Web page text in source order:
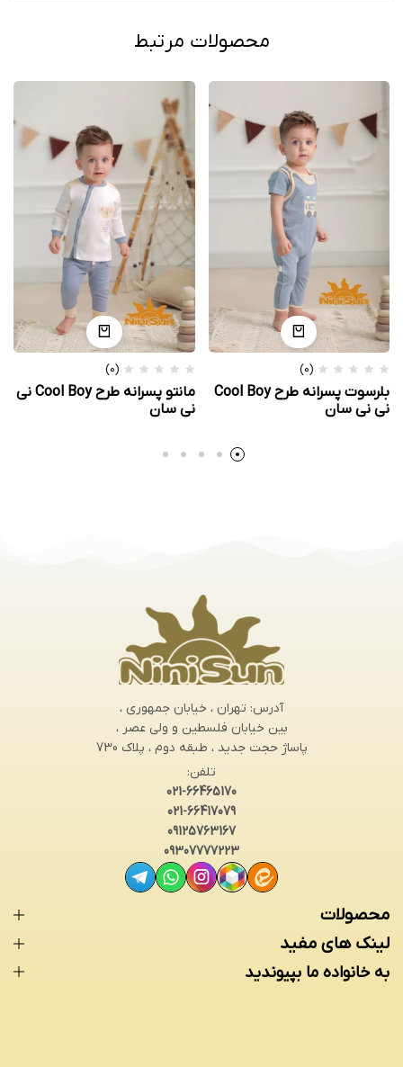
محصولات مرتبط
(0)
بلرسوت پسرانه طرح Cool Boy
نی نی سان
(0)
مانتو پسرانه طرح Cool Boy نی
نی سان
آدرس: تهران ، خیابان جمهوری ،
بین خیابان فلسطین و ولی عصر ،
پاساژ حجت جدید ، طبقه دوم ، پلاک 730
تلفن:
021-66465170
021-66417079
09125763167
09307777223
محصولات
لینک های مفید
به خانواده ما بپیوندید